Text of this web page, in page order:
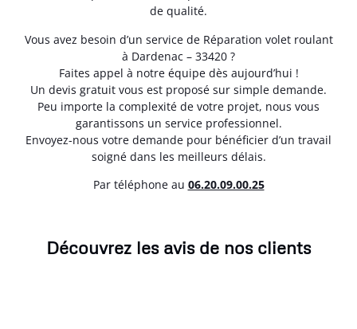
de qualité.
Vous avez besoin d’un service de Réparation volet roulant
à Dardenac – 33420 ?
Faites appel à notre équipe dès aujourd’hui !
Un devis gratuit vous est proposé sur simple demande.
Peu importe la complexité de votre projet, nous vous
garantissons un service professionnel.
Envoyez-nous votre demande pour bénéficier d’un travail
soigné dans les meilleurs délais.
Par téléphone au 06.20.09.00.25
Découvrez les avis de nos clients